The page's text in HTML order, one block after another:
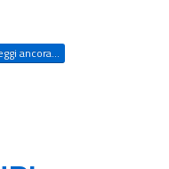
ancora...